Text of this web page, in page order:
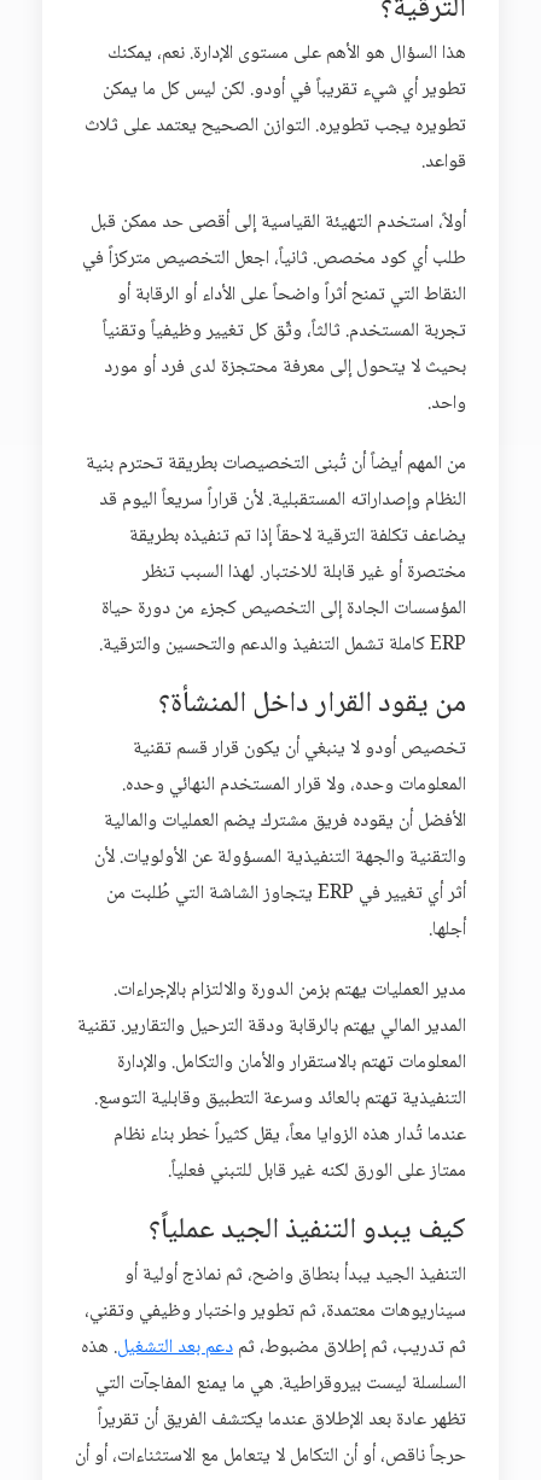
هذا السؤال هو الأهم على مستوى الإدارة. نعم، يمكنك
تطوير أي شيء تقريباً في أودو. لكن ليس كل ما يمكن
تطويره يجب تطويره. التوازن الصحيح يعتمد على ثلاث
قواعد.
أولاً، استخدم التهيئة القياسية إلى أقصى حد ممكن قبل
طلب أي كود مخصص. ثانياً، اجعل التخصيص متركزاً في
النقاط التي تمنح أثراً واضحاً على الأداء أو الرقابة أو
تجربة المستخدم. ثالثاً، وثّق كل تغيير وظيفياً وتقنياً
بحيث لا يتحول إلى معرفة محتجزة لدى فرد أو مورد
واحد.
من المهم أيضاً أن تُبنى التخصيصات بطريقة تحترم بنية
النظام وإصداراته المستقبلية. لأن قراراً سريعاً اليوم قد
يضاعف تكلفة الترقية لاحقاً إذا تم تنفيذه بطريقة
مختصرة أو غير قابلة للاختبار. لهذا السبب تنظر
المؤسسات الجادة إلى التخصيص كجزء من دورة حياة
ERP كاملة تشمل التنفيذ والدعم والتحسين والترقية.
من يقود القرار داخل المنشأة؟
تخصيص أودو لا ينبغي أن يكون قرار قسم تقنية
المعلومات وحده، ولا قرار المستخدم النهائي وحده.
الأفضل أن يقوده فريق مشترك يضم العمليات والمالية
والتقنية والجهة التنفيذية المسؤولة عن الأولويات. لأن
أثر أي تغيير في ERP يتجاوز الشاشة التي طُلبت من
أجلها.
مدير العمليات يهتم بزمن الدورة والالتزام بالإجراءات.
المدير المالي يهتم بالرقابة ودقة الترحيل والتقارير. تقنية
المعلومات تهتم بالاستقرار والأمان والتكامل. والإدارة
التنفيذية تهتم بالعائد وسرعة التطبيق وقابلية التوسع.
عندما تُدار هذه الزوايا معاً، يقل كثيراً خطر بناء نظام
ممتاز على الورق لكنه غير قابل للتبني فعلياً.
كيف يبدو التنفيذ الجيد عملياً؟
التنفيذ الجيد يبدأ بنطاق واضح، ثم نماذج أولية أو
سيناريوهات معتمدة، ثم تطوير واختبار وظيفي وتقني،
ثم تدريب، ثم إطلاق مضبوط، ثمدعم بعد التشغيل. هذه
السلسلة ليست بيروقراطية. هي ما يمنع المفاجآت التي
تظهر عادة بعد الإطلاق عندما يكتشف الفريق أن تقريراً
حرجاً ناقص، أو أن التكامل لا يتعامل مع الاستثناءات، أو أن